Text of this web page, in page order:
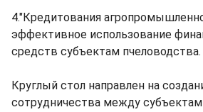
4."Кредитования
эффективное использование
средств субъектам пчеловодства.
Круглый стол направлен на
сотрудничества между